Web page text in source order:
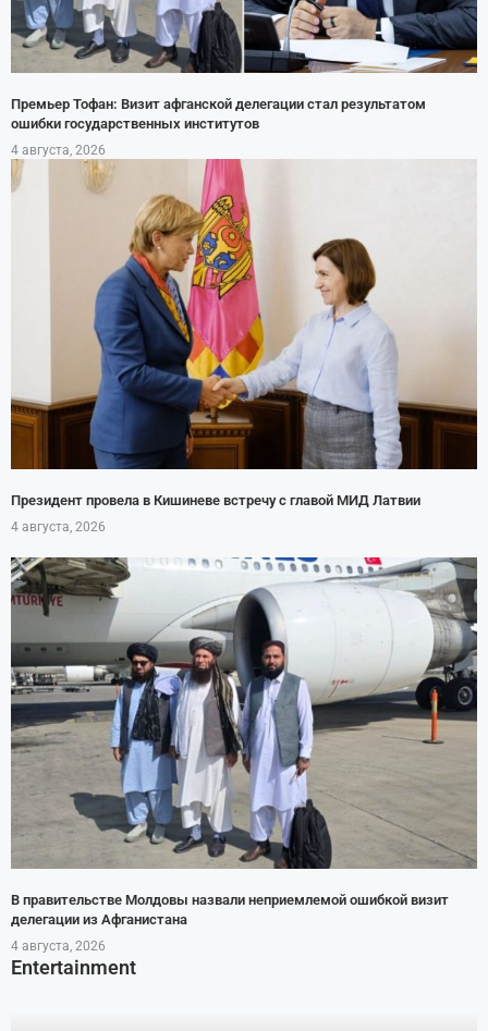
Премьер Тофан: Визит афганской делегации стал результатом
ошибки государственных институтов
4 августа, 2026
Президент провела в Кишиневе встречу с главой МИД Латвии
4 августа, 2026
В правительстве Молдовы назвали неприемлемой ошибкой визит
делегации из Афганистана
4 августа, 2026
Entertainment